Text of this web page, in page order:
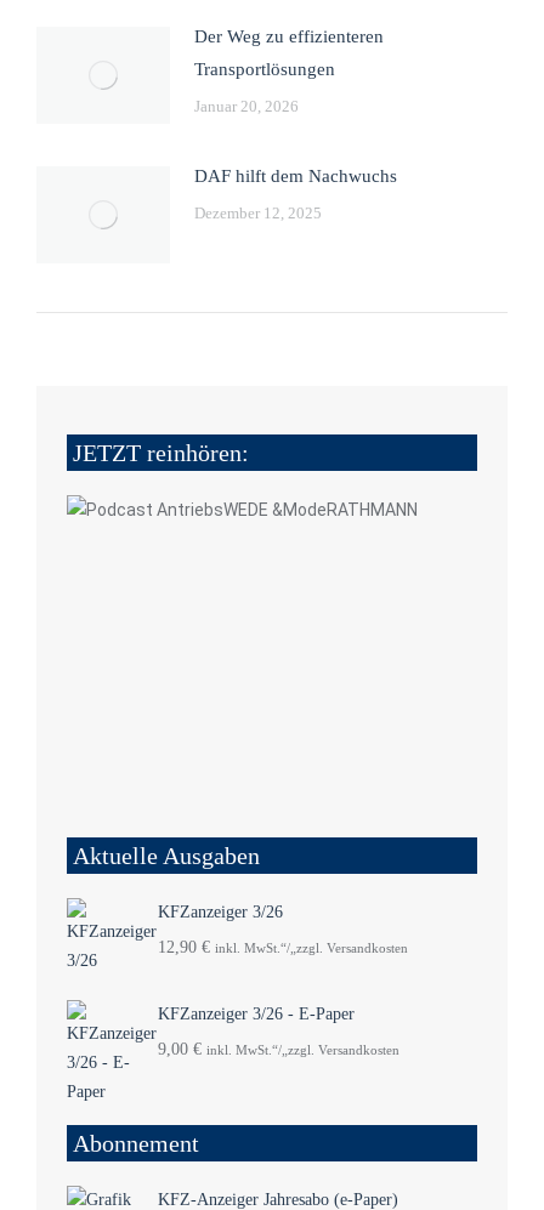
Der Weg zu effizienteren
Transportlösungen
Januar 20, 2026
DAF hilft dem Nachwuchs
Dezember 12, 2025
JETZT reinhören:
Aktuelle Ausgaben
KFZanzeiger 3/26
12,90 € inkl. MwSt.“/„zzgl. Versandkosten
KFZanzeiger 3/26 - E-Paper
9,00 € inkl. MwSt.“/„zzgl. Versandkosten
Abonnement
KFZ-Anzeiger Jahresabo (e-Paper)